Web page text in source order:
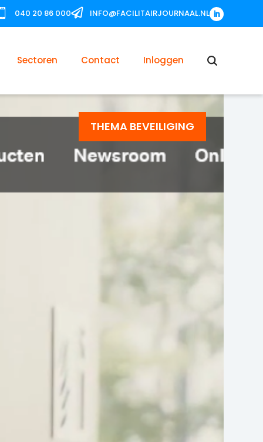
 040 20 86 000 INFO@FACILITAIRJOURNAAL.NL
Sectoren Contact Inloggen
THEMA BEVEILIGING